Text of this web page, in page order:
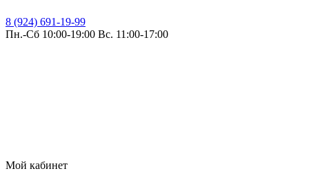
8 (924) 691-19-99
Пн.-Сб 10:00-19:00 Вс. 11:00-17:00
Мой кабинет